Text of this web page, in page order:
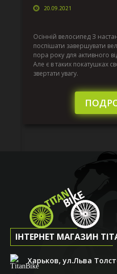
20.09.2021
Осінній велосипед З
поспішати завершувати
пора року для активного
Але є в таких покатушках
звертати увагу.
ІНТЕРНЕТ МАГАЗИН
Харьков, ул.Льва